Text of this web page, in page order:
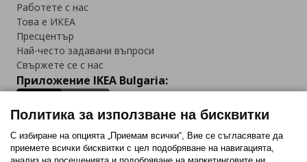
Работете с нас
Това е ИКЕА
Пресцентър
Най-често задавани въпроси
Свържете се с нас
Приложение IKEA Bulgaria:
Последвайте ни:
Политика за използване на бисквитки
С избиране на опцията „Приемам всички“, Вие се съгласявате да
приемете всички бисквитки с цел подобряване на навигацията,